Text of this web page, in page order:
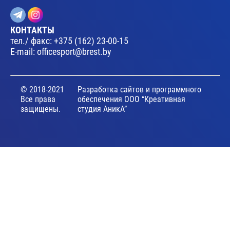
КОНТАКТЫ
тел./ факс:+375 (162) 23-00-15
E-mail: officesport@brest.by
© 2018-2021
Все права
защищены.
Разработка сайтов и программного
обеспечения ООО “Креативная
студия АникА”